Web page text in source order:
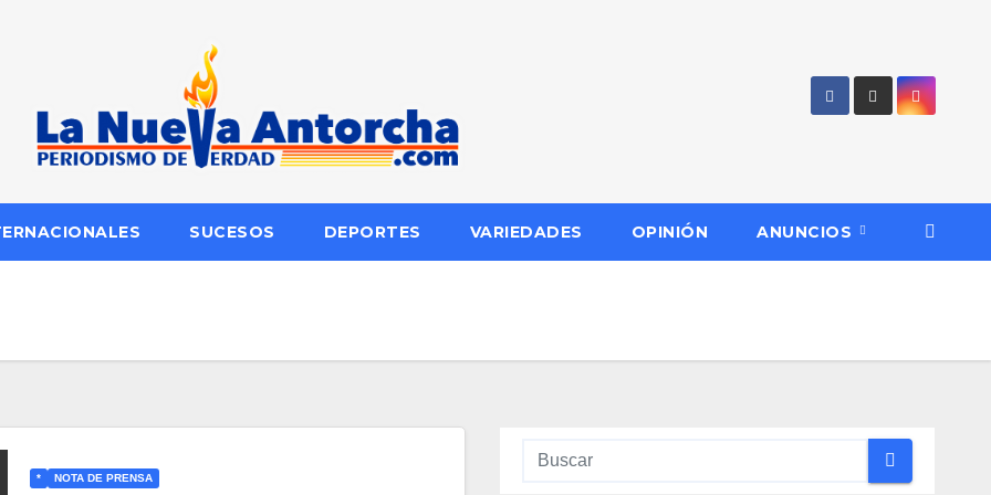
SUCESOS DEPORTES VARIEDADES OPINIÓN ANUNCIOS
* NOTA DE PRENSA